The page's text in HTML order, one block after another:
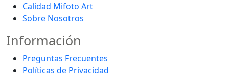
Calidad Mifoto Art
Sobre Nosotros
Información
Preguntas Frecuentes
Políticas de Privacidad